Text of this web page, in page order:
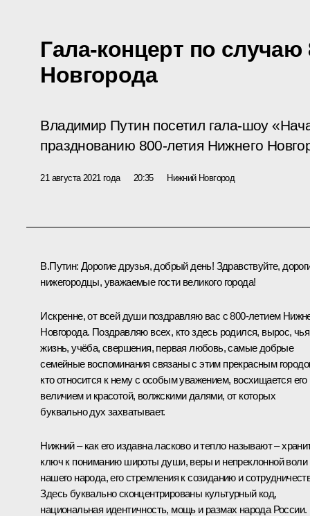
Гала-концерт по
Новгорода
Владимир Путин посетил гала-шоу
празднованию 800-летия Нижнего
21 августа 2021 года 20:35 Нижний Новгород
В.Путин: Дорогие друзья, добрый день! Здравствуйте,
нижегородцы, уважаемые гости великого города!
Искренне, от всей души поздравляю вас с 800-летием
Новгорода. Поздравляю всех, кто здесь родился, вырос, чья
жизнь, учёба, свершения, первая любовь, самые добрые
семейные воспоминания связаны с этим прекрасным
кто относится к нему с особым уважением, восхищается его
величием и красотой, волжскими далями, от которых
буквально дух захватывает.
Нижний – как его издавна ласково и тепло называют –
ключ к пониманию широты души, веры и непреклонной воли
нашего народа, его стремления к созиданию и
Здесь буквально сконцентрированы культурный код,
национальная идентичность, мощь и размах народа России.